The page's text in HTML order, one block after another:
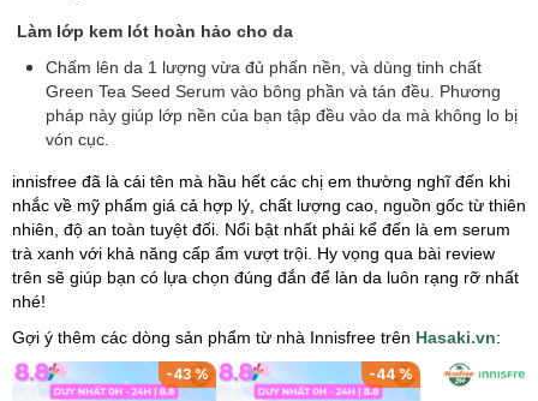
Làm lớp kem lót hoàn hảo cho da
Chấm lên da 1 lượng vừa đủ phấn nền, và dùng tinh chất
Green Tea Seed Serum vào bông phần và tán đều. Phương
pháp này giúp lớp nền của bạn tập đều vào da mà không lo bị
vón cục.
innisfree đã là cái tên mà hầu hết các chị em thường nghĩ đến khi
nhắc về mỹ phẩm giá cả hợp lý, chất lượng cao, nguồn gốc từ thiên
nhiên, độ an toàn tuyệt đối. Nổi bật nhất phải kể đến là em serum
trà xanh với khả năng cấp ẩm vượt trội. Hy vọng qua bài review
trên sẽ giúp bạn có lựa chọn đúng đắn để làn da luôn rạng rỡ nhất
nhé!
Gợi ý thêm các dòng sản phẩm từ nhà Innisfree trên Hasaki.vn:
-43% -44%